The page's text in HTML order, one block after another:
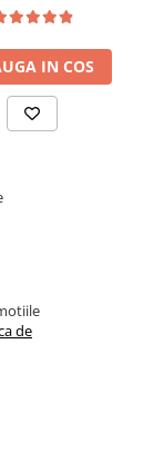
IN COS
de